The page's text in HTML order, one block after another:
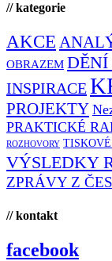
// kategorie
AKCE
OBRAZEM
INSPIRACE
PROJEKTY
PRAKTICKÉ
ROZHOVORY
VÝSLEDKY
ZPRÁVY Z
// kontakt
facebook